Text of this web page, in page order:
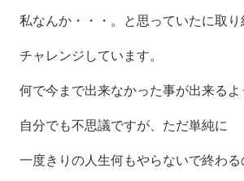
私なんか・・・。と思っていたに取り
チャレンジしています。
何で今まで出来なかった事が出来るよ
自分でも不思議ですが、ただ単純に
一度きりの人生何もやらないで終わる